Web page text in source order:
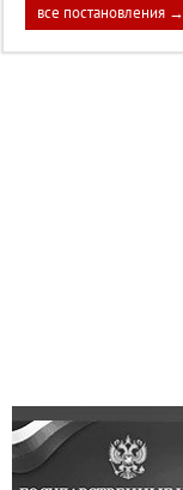
все постановления →